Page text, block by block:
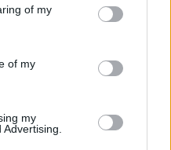
You may click to
and its third-party tags to
purposes in below Google
of my
of my
my
el az F1 a